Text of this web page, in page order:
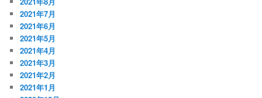
2021年7月
2021年6月
2021年5月
2021年4月
2021年3月
2021年2月
2021年1月